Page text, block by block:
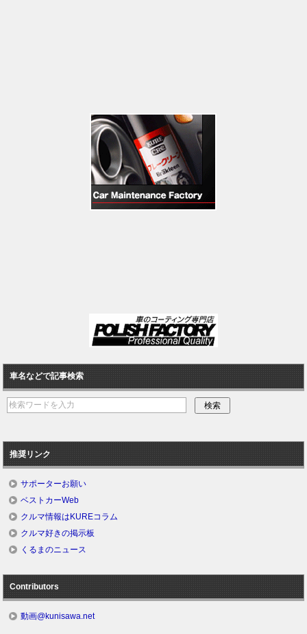
車名などで記事検索
推奨リンク
サポーターお願い
ベストカーWeb
クルマ情報はKUREコラム
クルマ好きの掲示板
くるまのニュース
Contributors
動画@kunisawa.net